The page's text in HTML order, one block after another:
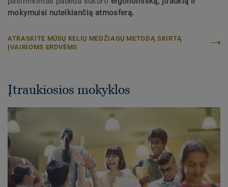
mokymuisi nuteikiančią atmosferą.
ATRASKITE MŪSŲ KELIŲ MEDŽIAGŲ METODĄ SKIRTĄ
ĮVAIRIOMS ERDVĖMS
Įtraukiosios mokyklos